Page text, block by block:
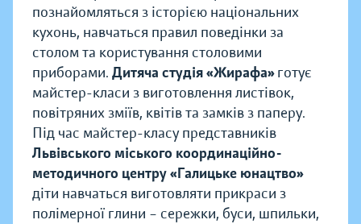
познайомляться з історією національних
кухонь, навчаться правил поведінки за
столом та користування столовими
приборами. Дитяча студія «Жирафа»готує
майстер-класи з виготовлення листівок,
повітряних зміїв, квітів та замків з паперу.
Під час майстер-класу представників
Львівського міського координаційно-
методичного центру «Галицьке юнацтво»
діти навчаться виготовляти прикраси з
полімерної глини – сережки, буси, шпильки,